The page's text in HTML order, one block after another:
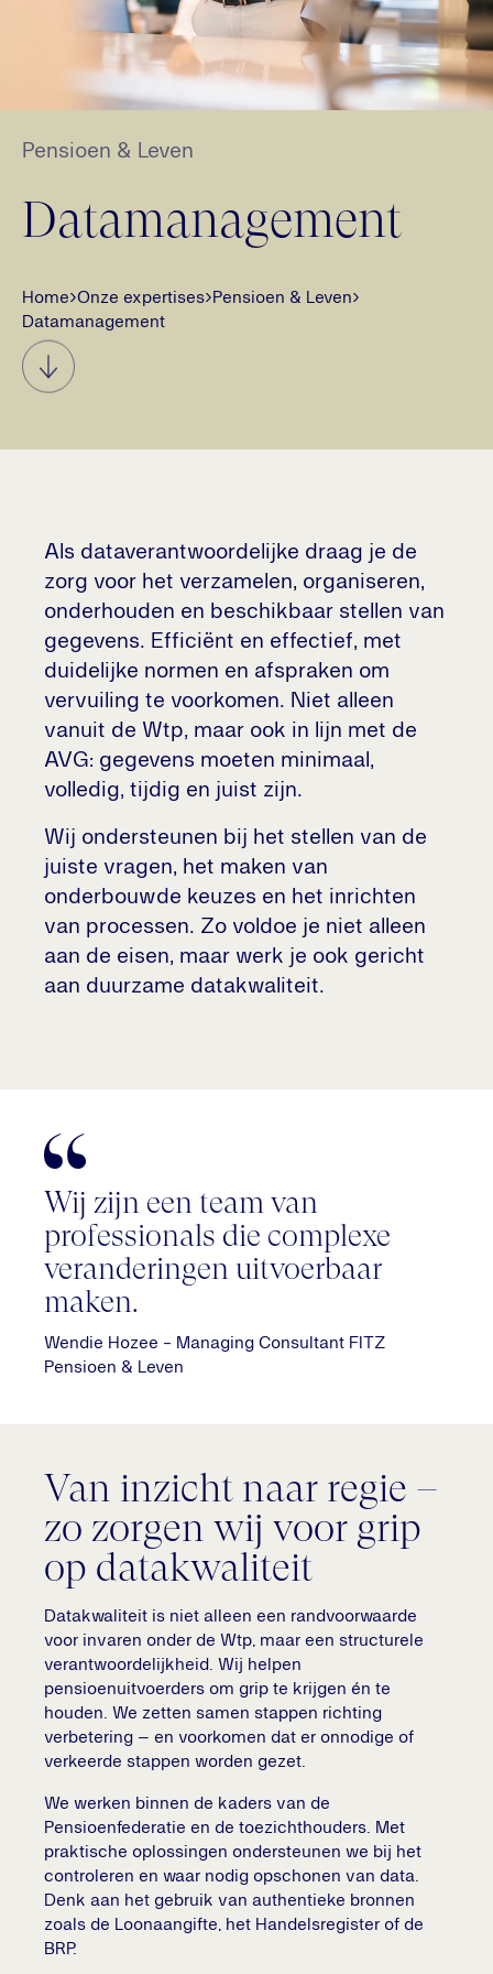
Pensioen & Leven
Datamanagement
Home›Onze expertises›Pensioen & Leven›
Datamanagement
Als dataverantwoordelijke draag je de
zorg voor het verzamelen, organiseren,
onderhouden en beschikbaar stellen van
gegevens. Efficiënt en effectief, met
duidelijke normen en afspraken om
vervuiling te voorkomen. Niet alleen
vanuit de Wtp, maar ook in lijn met de
AVG: gegevens moeten minimaal,
volledig, tijdig en juist zijn.
Wij ondersteunen bij het stellen van de
juiste vragen, het maken van
onderbouwde keuzes en het inrichten
van processen. Zo voldoe je niet alleen
aan de eisen, maar werk je ook gericht
aan duurzame datakwaliteit.
Wij zijn een team van
professionals die complexe
veranderingen uitvoerbaar
maken.
Wendie Hozee - Managing Consultant FITZ
Pensioen & Leven
Van inzicht naar regie –
zo zorgen wij voor grip
op datakwaliteit
Datakwaliteit is niet alleen een randvoorwaarde
voor invaren onder de Wtp, maar een structurele
verantwoordelijkheid. Wij helpen
pensioenuitvoerders om grip te krijgen én te
houden. We zetten samen stappen richting
verbetering – en voorkomen dat er onnodige of
verkeerde stappen worden gezet.
We werken binnen de kaders van de
Pensioenfederatie en de toezichthouders. Met
praktische oplossingen ondersteunen we bij het
controleren en waar nodig opschonen van data.
Denk aan het gebruik van authentieke bronnen
zoals de Loonaangifte, het Handelsregister of de
BRP.